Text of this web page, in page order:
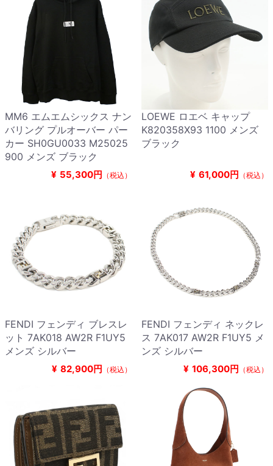
MM6 エムエムシックス ナン
バリング プルオーバー パー
カー SH0GU0033 M25025
900 メンズ ブラック
¥ 55,300円 （税込）
LOEWE ロエベ キャップ
K820358X93 1100 メンズ
ブラック
¥ 61,000円 （税込）
FENDI フェンディ ブレスレ
ット 7AK018 AW2R F1UY5
メンズ シルバー
¥ 82,900円 （税込）
FENDI フェンディ ネックレ
ス 7AK017 AW2R F1UY5 メ
ンズ シルバー
¥ 106,300円 （税込）